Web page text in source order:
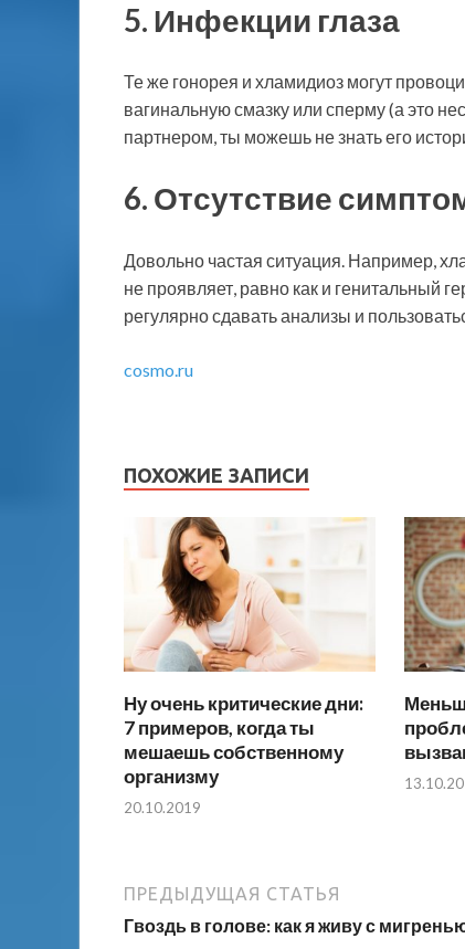
5. Инфекции глаза
Те же гонорея и хламидиоз могут
вагинальную смазку или сперму (а это
партнером, ты можешь не знать его
6. Отсутствие
Довольно частая ситуация. Например,
не проявляет, равно как и генитальный
регулярно сдавать анализы и
cosmo.ru
ПОХОЖИЕ ЗАПИСИ
Ну очень критические дни:
7 примеров, когда ты
мешаешь собственному
организму
20.10.2019
ПРЕДЫДУЩАЯ СТАТЬЯ
Гвоздь в голове: как я живу с